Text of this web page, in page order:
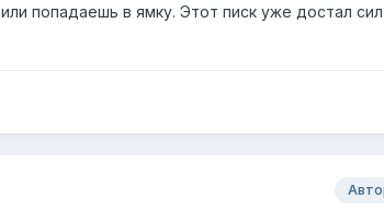
попадаешь в ямку. Этот писк уже достал сил